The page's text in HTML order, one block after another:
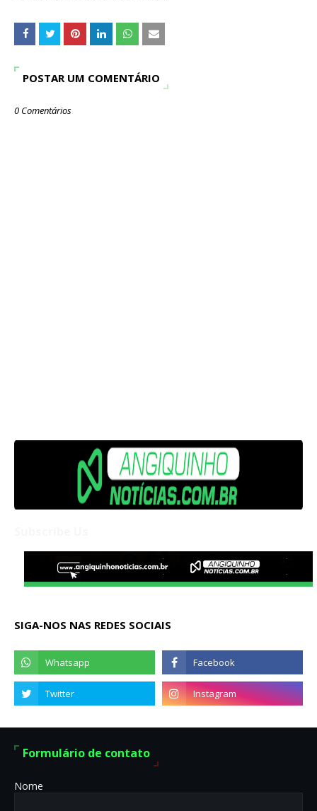
POSTAR UM COMENTÁRIO
0 Comentários
SIGA-NOS NAS REDES SOCIAIS
Formulário de contato
Nome